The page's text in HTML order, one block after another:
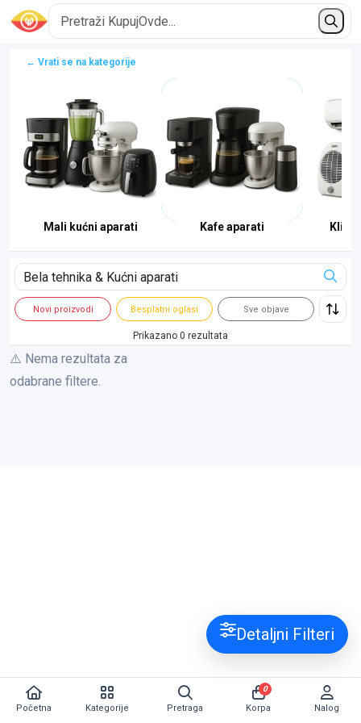
← Vrati se na kategorije
Mali kućni aparati Kafe aparati
Novi proizvodi Besplatni oglasi Sve objave
Prikazano 0 rezultata
⚠️ Nema rezultata za
odabrane filtere.
Detaljni Filteri
Početna Kategorije Pretraga Korpa
0
Nalog